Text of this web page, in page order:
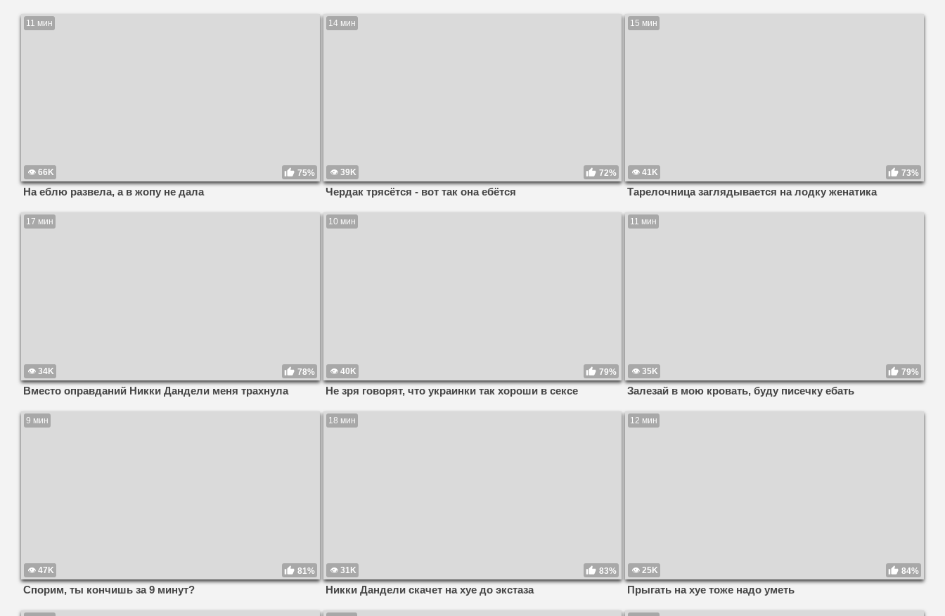
11 мин
66K 75%
На еблю развела, а в жопу не дала
14 мин
39K 72%
Чердак трясётся - вот так она ебётся
15 мин
41K 73%
Тарелочница заглядывается на лодку женатика
17 мин
34K 78%
Вместо оправданий Никки Дандели меня трахнула
10 мин
40K 79%
Не зря говорят, что украинки так хороши в сексе
11 мин
35K 79%
Залезай в мою кровать, буду писечку ебать
9 мин
47K 81%
Спорим, ты кончишь за 9 минут?
18 мин
31K 83%
Никки Дандели скачет на хуе до экстаза
12 мин
25K 84%
Прыгать на хуе тоже надо уметь